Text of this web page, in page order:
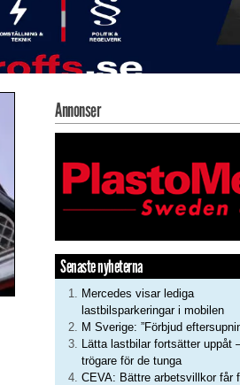
Annonser
Senaste nyheterna
Mercedes visar lediga
lastbilsparkeringar i mobilen
M Sverige: ”Förbjud
Lätta lastbilar fortsätter uppåt
trögare för de tunga
CEVA: Bättre arbetsvillkor får